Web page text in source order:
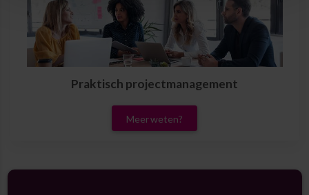
Praktisch projectmanagement
Meer weten?